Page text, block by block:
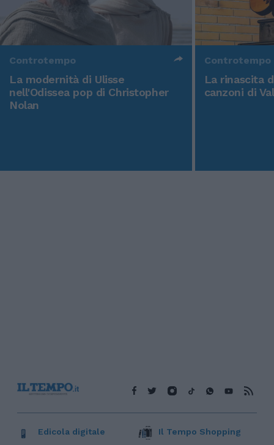
Controtempo
La modernità di Ulisse
nell'Odissea pop di Christopher
Nolan
Controtempo
La rinascita
canzoni di
Edicola digitale Il Tempo Shopping